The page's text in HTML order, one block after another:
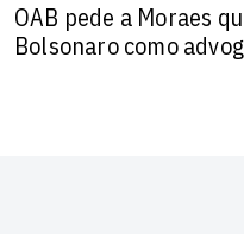
OAB pede a Moraes
Bolsonaro como